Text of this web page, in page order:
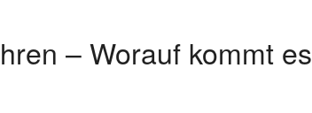
– Worauf kommt es